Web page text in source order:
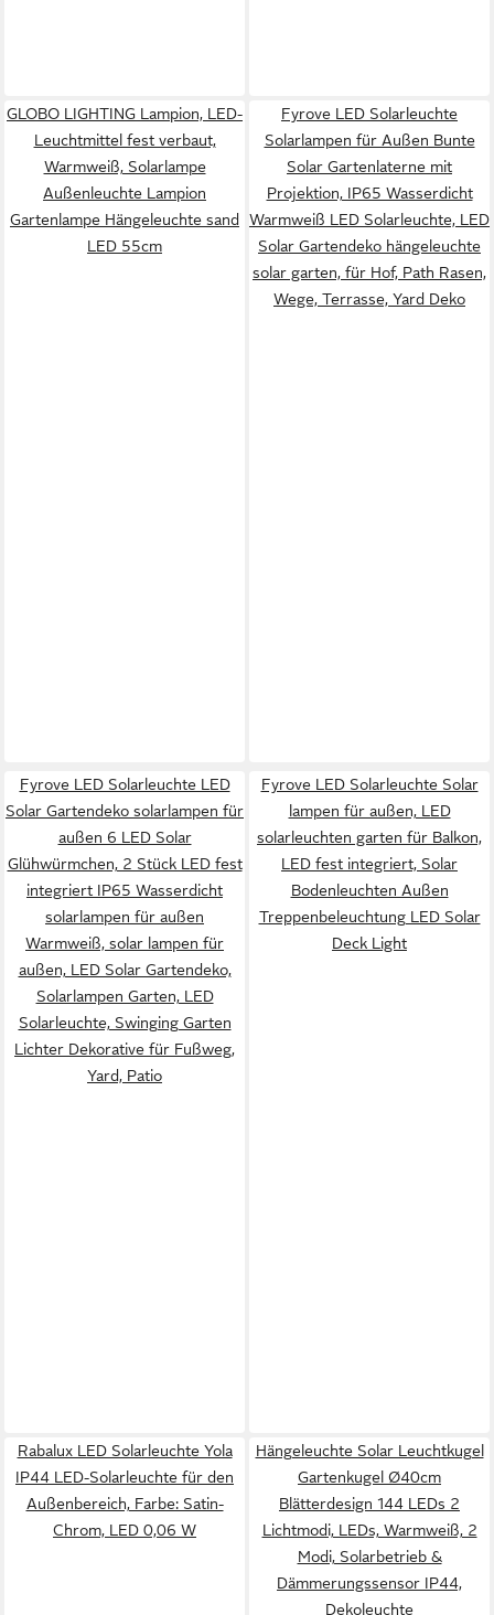
GLOBO LIGHTING Lampion, LED-
Leuchtmittel fest verbaut,
Warmweiß, Solarlampe
Außenleuchte Lampion
Gartenlampe Hängeleuchte sand
LED 55cm
Fyrove LED Solarleuchte
Solarlampen für Außen Bunte
Solar Gartenlaterne mit
Projektion, IP65 Wasserdicht
Warmweiß LED Solarleuchte, LED
Solar Gartendeko hängeleuchte
solar garten, für Hof, Path Rasen,
Wege, Terrasse, Yard Deko
Fyrove LED Solarleuchte LED
Solar Gartendeko solarlampen für
außen 6 LED Solar
Glühwürmchen, 2 Stück LED fest
integriert IP65 Wasserdicht
solarlampen für außen
Warmweiß, solar lampen für
außen, LED Solar Gartendeko,
Solarlampen Garten, LED
Solarleuchte, Swinging Garten
Lichter Dekorative für Fußweg,
Yard, Patio
Fyrove LED Solarleuchte Solar
lampen für außen, LED
solarleuchten garten für Balkon,
LED fest integriert, Solar
Bodenleuchten Außen
Treppenbeleuchtung LED Solar
Deck Light
Rabalux LED Solarleuchte Yola
IP44 LED-Solarleuchte für den
Außenbereich, Farbe: Satin-
Chrom, LED 0,06 W
Hängeleuchte Solar Leuchtkugel
Gartenkugel Ø40cm
Blätterdesign 144 LEDs 2
Lichtmodi, LEDs, Warmweiß, 2
Modi, Solarbetrieb &
Dämmerungssensor IP44,
Dekoleuchte